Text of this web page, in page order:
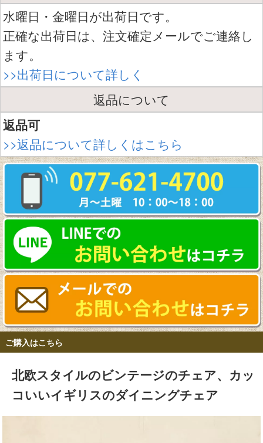
水曜日・金曜日が出荷日です。
正確な出荷日は、注文確定メールでご連絡し
ます。
>>出荷日について詳しく
返品について
返品可
>>返品について詳しくはこちら
ご購入はこちら
北欧スタイルのビンテージのチェア、カッ
コいいイギリスのダイニングチェア